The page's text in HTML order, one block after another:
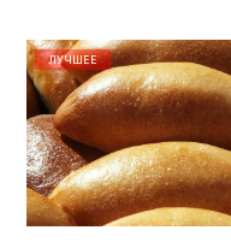
ЛУЧШЕЕ